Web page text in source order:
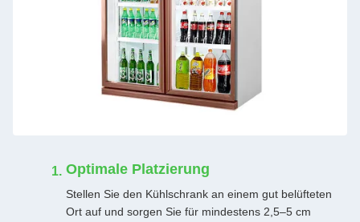
Optimale Platzierung
Stellen Sie den Kühlschrank an einem gut belüfteten
Ort auf und sorgen Sie für mindestens 2,5–5 cm